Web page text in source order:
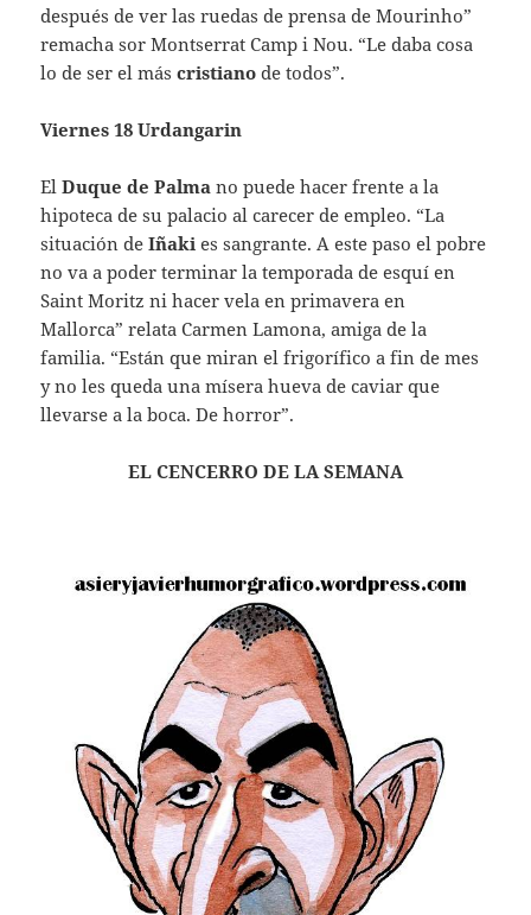
después de ver las ruedas de prensa de Mourinho”
remacha sor Montserrat Camp i Nou. “Le daba cosa
lo de ser el máscristiano de todos”.
Viernes 18 Urdangarin
ElDuque de Palma no puede hacer frente a la
hipoteca de su palacio al carecer de empleo. “La
situación deIñakies sangrante. A este paso el pobre
no va a poder terminar la temporada de esquí en
Saint Moritz ni hacer vela en primavera en
Mallorca” relata Carmen Lamona, amiga de la
familia. “Están que miran el frigorífico a fin de mes
y no les queda una mísera hueva de caviar que
llevarse a la boca. De horror”.
EL CENCERRO DE LA SEMANA